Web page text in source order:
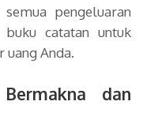
pengeluaran
catatan untuk
uang Anda.
dan